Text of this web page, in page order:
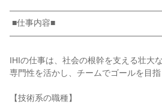
IHIの仕事は、社会の根幹を支える壮大
専門性を活かし、チームでゴールを目指
【技術系の職種】